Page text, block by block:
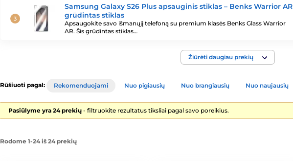
Samsung Galaxy S26 Plus apsauginis stiklas – Benks Warrior AR
grūdintas stiklas
Apsaugokite savo išmanųjį telefoną su premium klasės Benks Glass Warrior
AR. Šis grūdintas stiklas…
Žiūrėti daugiau prekių
Rūšiuoti pagal: Rekomenduojami Nuo pigiausių Nuo brangiausių Nuo naujausių
Pasiūlyme yra 24 prekių - filtruokite rezultatus tiksliai pagal savo poreikius.
Rodome 1-24 iš 24 prekių